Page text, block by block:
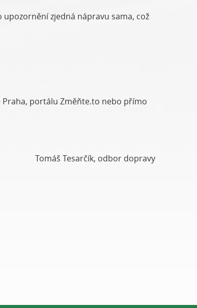
zjedná nápravu sama, což
portálu Změňte.to nebo přímo
Tomáš Tesarčík, odbor dopravy